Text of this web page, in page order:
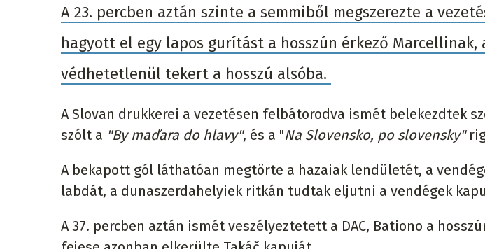
A 23. percben aztán szinte a semmiből megszerezte a
hagyott el egy lapos gurítást a hosszún érkező Marcellinak,
védhetetlenül tekert a hosszú alsóba.
A Slovan drukkerei a vezetésen felbátorodva ismét belekezdtek
szólt a "By maďara do hlavy", és a "Na Slovensko, po slovensky"
A bekapott gól láthatóan megtörte a hazaiak lendületét, a
labdát, a dunaszerdahelyiek ritkán tudtak eljutni a vendégek
A 37. percben aztán ismét veszélyeztetett a DAC, Bationo a